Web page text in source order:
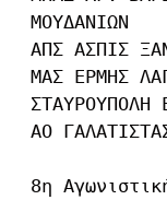
ΜΟΥΔΑΝΙΩΝ
ΑΠΣ ΑΣΠΙΣ
ΜΑΣ ΕΡΜΗΣ
ΑΟ
8η